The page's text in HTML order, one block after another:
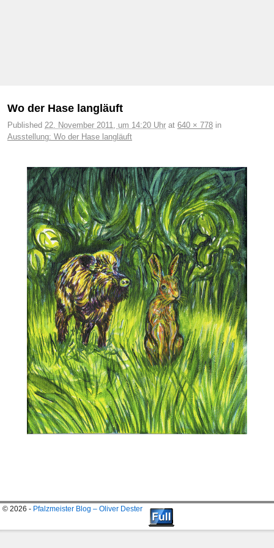
Bilder-Navigation
Wo der Hase langläuft
Published 22. November 2011, um 14:20 Uhr at 640 × 778 in
Ausstellung: Wo der Hase langläuft
© 2026 - Pfalzmeister Blog – Oliver Dester